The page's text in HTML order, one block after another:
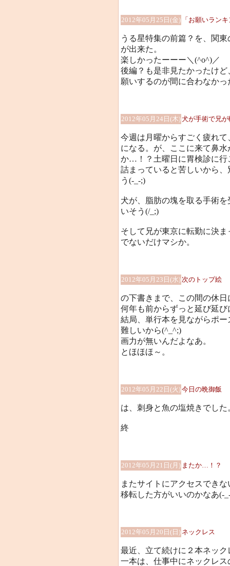
2012年05月25日(金) 「お願いラン
うる星特集の前篇？を、関
が出来た。
楽しかったーーー＼(^o^)／
後編？も是非見たかったけ
願いするのが間に合わなかっ
2012年05月24日(木)犬が手術で兄
今週は月曜からすごく疲れ
になる。が、ここに来て鼻
か…！？土曜日に胃検診に行
詰まっていると苦しいから
う(-_-;)
犬が、脂肪の塊を取る手術
いそう(/_;)
そして兄が東京に転勤に決
でないだけマシか。
2012年05月23日(水)次のトップ絵
の下書きまで、この間の休日
何年も前からずっと延び延
結局、単行本を見ながらポ
難しいから(^_^;)
画力が無いんだよなあ。
とほほほ～。
2012年05月22日(火)今日の晩御飯
は、刺身と魚の塩焼きでした
終
2012年05月21日(月) またか…！？
またサイトにアクセスできな
移転した方がいいのかなあ(-
2012年05月20日(日) ネックレス
最近、立て続けに２本ネッ
一本は、仕事中にネックレ